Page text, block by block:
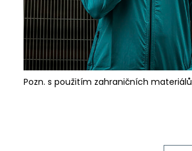
Pozn. s použitím zahraničních materiálů